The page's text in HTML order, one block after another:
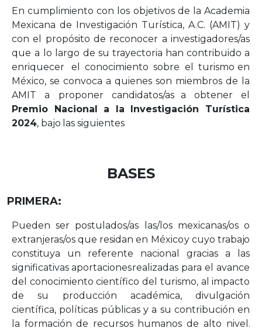
En cumplimiento con los objetivos de la Academia
Mexicana de Investigación Turística, A.C. (AMIT) y
con el propósito de reconocer a investigadores/as
que a lo largo de su trayectoria han contribuido a
enriquecer
el conocimiento sobre el turismo en
México, se convoca a quienes son miembros de la
AMIT a proponer candidatos/as a obtener
el
Premio
Nacional a la
Investigación Turística
2024, bajo las siguientes
BASES
PRIMERA:
Pueden ser postulados/as las/los mexicanas/os o
extranjeras/os que residan en Méxicoy cuyo trabajo
constituya
un referente nacional gracias a
las
significativas aportacionesrealizadas para el avance
del conocimiento científico del turismo, al impacto
de su
producción académica, divulgación
científica, políticas públicas y a su contribución en
la formación de recursos humanos de alto nivel.